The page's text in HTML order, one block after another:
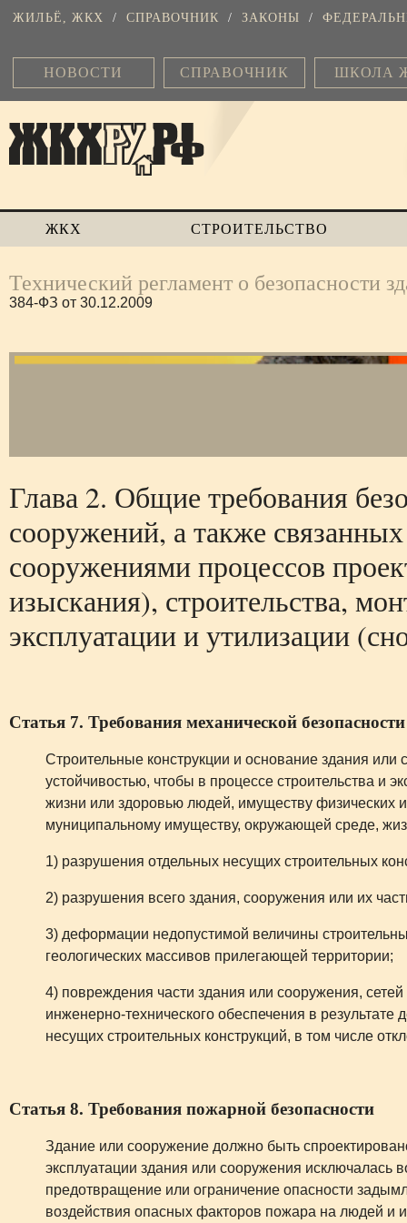
ЖИЛЬЁ, ЖКХ / СПРАВОЧНИК / ЗАКОНЫ /
НОВОСТИ СПРАВОЧНИК ШКОЛА
ЖКХ СТРОИТЕЛЬСТВО
Технический регламент о безопасности
384-ФЗ от 30.12.2009
Глава 2. Общие требования
сооружений, а также
сооружениями процессов
изыскания), строительства,
эксплуатации и утилизации
Статья 7. Требования механической безопасности
Строительные конструкции и основание здания
устойчивостью, чтобы в процессе строительства и
жизни или здоровью людей, имуществу физических
муниципальному имуществу, окружающей среде,
1) разрушения отдельных несущих строительных
2) разрушения всего здания, сооружения или их
3) деформации недопустимой величины
геологических массивов прилегающей территории;
4) повреждения части здания или сооружения,
инженерно-технического обеспечения в
несущих строительных конструкций, в том числе
Статья 8. Требования пожарной безопасности
Здание или сооружение должно быть
эксплуатации здания или сооружения исключалась
предотвращение или ограничение опасности
воздействия опасных факторов пожара на людей и